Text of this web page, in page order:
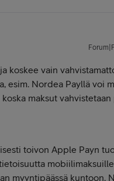
koskee vain
esim. Nordea Payllä voi
maksut
toivon Apple Payn
myyntipäässä kuntoon.